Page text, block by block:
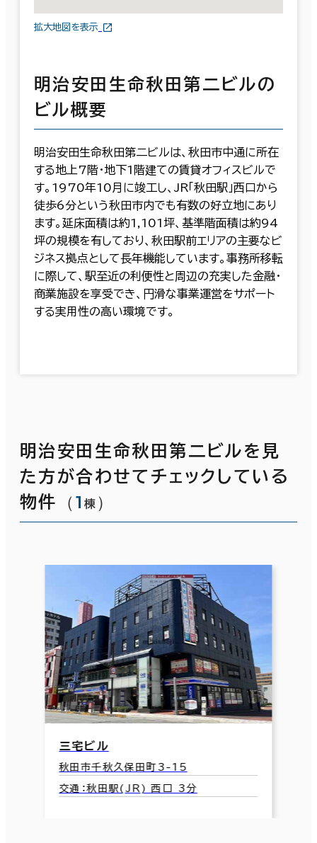
拡大地図を表示
明治安田生命秋田第二ビルの
ビル概要
明治安田生命秋田第二ビルは、秋田市中通に所在
する地上7階・地下1階建ての賃貸オフィスビルで
す。1970年10月に竣工し、JR「秋田駅」西口から
徒歩6分という秋田市内でも有数の好立地にあり
ます。延床面積は約1,101坪、基準階面積は約94
坪の規模を有しており、秋田駅前エリアの主要なビ
ジネス拠点として長年機能しています。事務所移転
に際して、駅至近の利便性と周辺の充実した金融・
商業施設を享受でき、円滑な事業運営をサポート
する実用性の高い環境です。
明治安田生命秋田第二ビルを見
た方が合わせてチェックしている
物件
（1 棟 ）
三宅ビル
秋田市千秋久保田町3-15
交通：秋田駅(JR) 西口 3分